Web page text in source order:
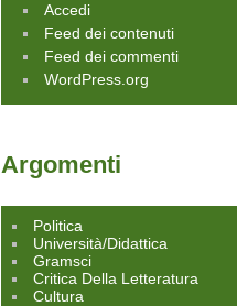
Accedi
Feed dei contenuti
Feed dei commenti
WordPress.org
Argomenti
Politica
Università/Didattica
Gramsci
Critica Della Letteratura
Cultura